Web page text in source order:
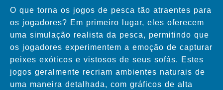
O que torna os jogos de pesca tão atraentes para
os jogadores? Em primeiro lugar, eles oferecem
uma simulação realista da pesca, permitindo que
os jogadores experimentem a emoção de capturar
peixes exóticos e vistosos de seus sofás. Estes
jogos geralmente recriam ambientes naturais de
uma maneira detalhada, com gráficos de alta